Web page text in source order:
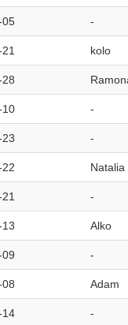
05 -
kolo
10 -
-
Natalia
-
Alko
-
Adam
14 -